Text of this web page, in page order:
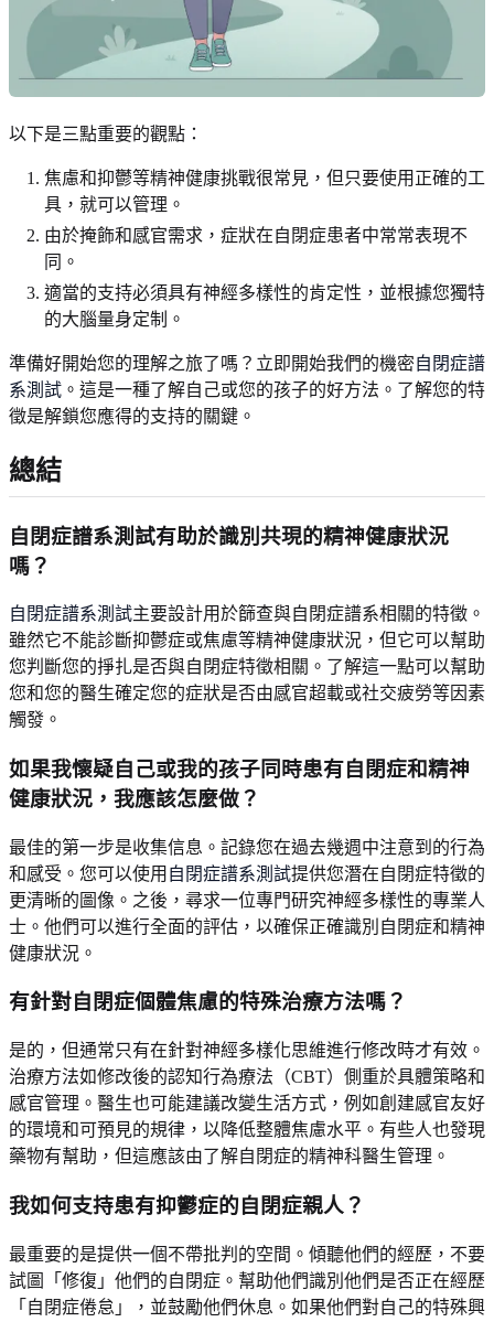
以下是三點重要的觀點：
焦慮和抑鬱等精神健康挑戰很常見，但只要使用正確的工
具，就可以管理。
由於掩飾和感官需求，症狀在自閉症患者中常常表現不
同。
適當的支持必須具有神經多樣性的肯定性，並根據您獨特
的大腦量身定制。
準備好開始您的理解之旅了嗎？立即開始我們的機密自閉症譜
系測試 。這是一種了解自己或您的孩子的好方法。了解您的特
徵是解鎖您應得的支持的關鍵。
總結
自閉症譜系測試有助於識別共現的精神健康狀況
嗎？
自閉症譜系測試主要設計用於篩查與自閉症譜系相關的特徵。
雖然它不能診斷抑鬱症或焦慮等精神健康狀況，但它可以幫助
您判斷您的掙扎是否與自閉症特徵相關。了解這一點可以幫助
您和您的醫生確定您的症狀是否由感官超載或社交疲勞等因素
觸發。
如果我懷疑自己或我的孩子同時患有自閉症和精神
健康狀況，我應該怎麼做？
最佳的第一步是收集信息。記錄您在過去幾週中注意到的行為
和感受。您可以使用 自閉症譜系測試提供您潛在自閉症特徵的
更清晰的圖像。之後，尋求一位專門研究神經多樣性的專業人
士。他們可以進行全面的評估，以確保正確識別自閉症和精神
健康狀況。
有針對自閉症個體焦慮的特殊治療方法嗎？
是的，但通常只有在針對神經多樣化思維進行修改時才有效。
治療方法如修改後的認知行為療法（CBT）側重於具體策略和
感官管理。醫生也可能建議改變生活方式，例如創建感官友好
的環境和可預見的規律，以降低整體焦慮水平。有些人也發現
藥物有幫助，但這應該由了解自閉症的精神科醫生管理。
我如何支持患有抑鬱症的自閉症親人？
最重要的是提供一個不帶批判的空間。傾聽他們的經歷，不要
試圖「修復」他們的自閉症。幫助他們識別他們是否正在經歷
「自閉症倦怠」，並鼓勵他們休息。如果他們對自己的特殊興